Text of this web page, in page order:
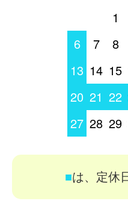
1
6
7 8
13 14 15
20 21 22
27 28 29
■は、定休